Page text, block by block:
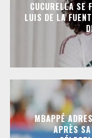
CUCURELLA SE
LUIS DE LA
MBAPPÉ
APRÈS